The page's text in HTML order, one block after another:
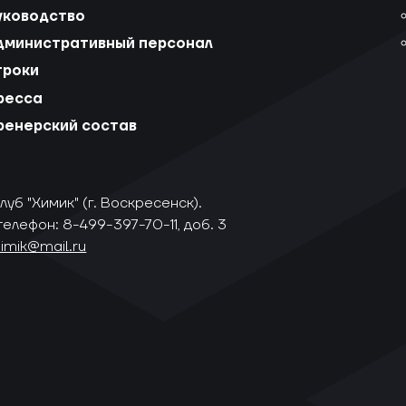
персонал
состав
"Химик" (г. Воскресенск).
8-499-397-70-11, доб. 3